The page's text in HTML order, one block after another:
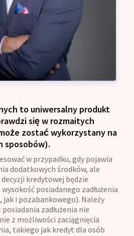
to uniwersalny produkt
się w rozmaitych
zostać wykorzystany na
sposobów).
w przypadku, gdy pojawia
dodatkowych środków, ale
kredytowej będzie
posiadanego zadłużenia
i pozabankowego). Należy
zadłużenia nie
z możliwości zaciągnięcia
takiego jak kredyt dla osób